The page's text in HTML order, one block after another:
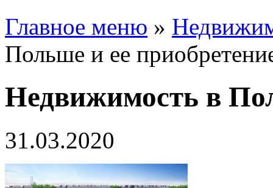
Главное меню »
Польше и ее
Недвижимость в
31.03.2020